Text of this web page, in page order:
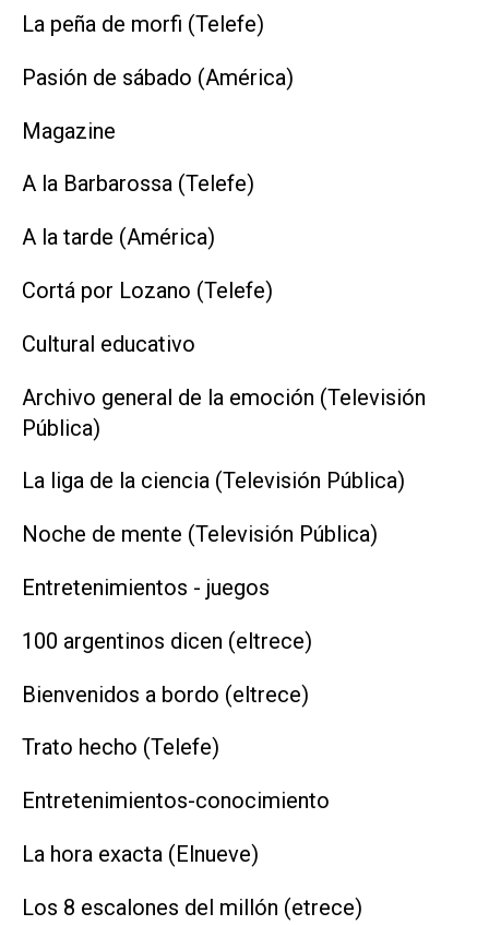
La peña de morfi (Telefe)
Pasión de sábado (América)
Magazine
A la Barbarossa (Telefe)
A la tarde (América)
Cortá por Lozano (Telefe)
Cultural educativo
Archivo general de la emoción (Televisión
Pública)
La liga de la ciencia (Televisión Pública)
Noche de mente (Televisión Pública)
Entretenimientos - juegos
100 argentinos dicen (eltrece)
Bienvenidos a bordo (eltrece)
Trato hecho (Telefe)
Entretenimientos-conocimiento
La hora exacta (Elnueve)
Los 8 escalones del millón (etrece)